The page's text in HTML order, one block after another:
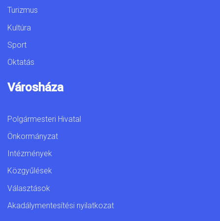
Turizmus
Kultúra
Sport
Oktatás
Városháza
Polgármesteri Hivatal
Önkormányzat
Intézmények
Közgyűlések
Választások
Akadálymentesítési nyilatkozat